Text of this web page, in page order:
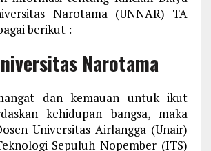
Narotama (UNNAR) TA
berikut :
Narotama
dan kemauan untuk ikut
kehidupan bangsa, maka
Universitas Airlangga (Unair)
Sepuluh Nopember (ITS)